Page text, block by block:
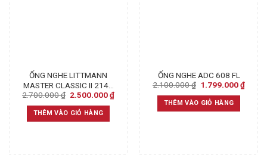
ỐNG NGHE LITTMANN
MASTER CLASSIC II 2146
(BURGUNDY)
2.700.000₫ Original
was:
2.700.000 ₫.
2.500.000₫Current
THÊM VÀO GIỎ HÀNG
ỐNG NGHE ADC 608 FL
2.100.000₫ Original
was:
2.100.000 ₫.
1.799.000₫
THÊM VÀO GIỎ HÀNG